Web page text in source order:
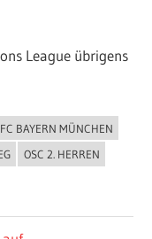
League übrigens
FC BAYERN MÜNCHEN
OSC 2. HERREN